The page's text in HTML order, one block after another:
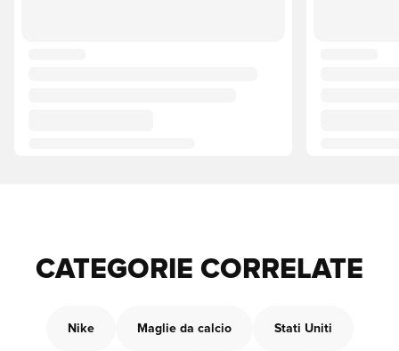
CATEGORIE CORRELATE
Nike Maglie da calcio Stati Uniti